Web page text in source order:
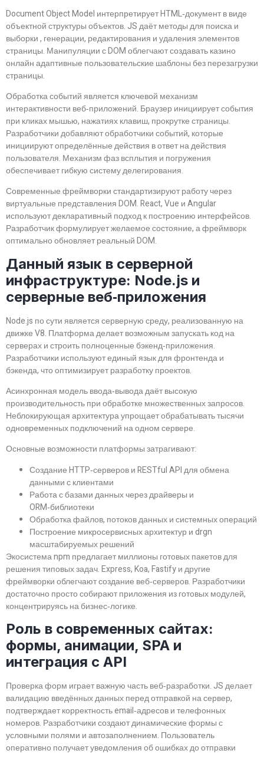
Document Object Model интерпретирует HTML‑документ в виде
объектной структуры объектов. JS даёт методы для поиска и
выборки , генерации, редактирования и удаления элементов
страницы. Манипуляции с DOM облегчают создавать казино
онлайн адаптивные пользовательские шаблоны без перезагрузки
страницы.
Обработка событий является ключевой механизм
интерактивности веб‑приложений. Браузер инициирует события
при кликах мышью, нажатиях клавиш, прокрутке страницы.
Разработчики добавляют обработчики событий, которые
инициируют определённые действия в ответ на действия
пользователя. Механизм фаз всплытия и погружения
обеспечивает гибкую систему делегирования.
Современные фреймворки стандартизируют работу через
виртуальные представления DOM. React, Vue и Angular
используют декларативный подход к построению интерфейсов.
Разработчик формулирует желаемое состояние, а фреймворк
оптимально обновляет реальный DOM.
Данный язык в серверной
инфраструктуре: Node.js и
серверные веб‑приложения
Node.js по сути является серверную среду, реализованную на
движке V8. Платформа делает возможным запускать код на
серверах и строить полноценные бэкенд‑приложения.
Разработчики используют единый язык для фронтенда и
бэкенда, что оптимизирует разработку проектов.
Асинхронная модель ввода‑вывода даёт высокую
производительность при обработке множественных запросов.
Неблокирующая архитектура упрощает обрабатывать тысячи
одновременных подключений на одном сервере.
Основные возможности платформы затрагивают:
Создание HTTP‑серверов и RESTful API для обмена
данными с клиентами
Работа с базами данных через драйверы и
ORM‑библиотеки
Обработка файлов, потоков данных и системных операций
Построение микросервисных архитектур и drgn
масштабируемых решений
Экосистема npm предлагает миллионы готовых пакетов для
решения типовых задач. Express, Koa, Fastify и другие
фреймворки облегчают создание веб‑серверов. Разработчики
достаточно просто собирают приложения из готовых модулей,
концентрируясь на бизнес‑логике.
Роль в современных сайтах:
формы, анимации, SPA и
интеграция с API
Проверка форм играет важную часть веб‑разработки. JS делает
валидацию введённых данных перед отправкой на сервер,
подтверждает корректность email‑адресов и телефонных
номеров. Разработчики создают динамические формы с
условными полями и автозаполнением. Пользователь
оперативно получает уведомления об ошибках до отправки